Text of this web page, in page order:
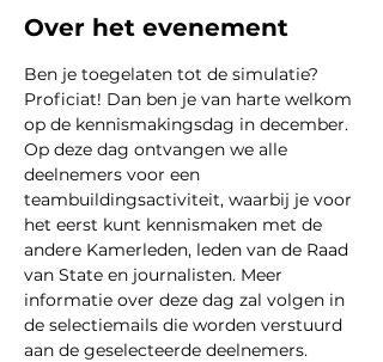
Over het evenement
Ben je toegelaten tot de simulatie?
Proficiat! Dan ben je van harte welkom
op de kennismakingsdag in december.
Op deze dag ontvangen we alle
deelnemers voor een
teambuildingsactiviteit, waarbij je voor
het eerst kunt kennismaken met de
andere Kamerleden, leden van de Raad
van State en journalisten. Meer
informatie over deze dag zal volgen in
de selectiemails die worden verstuurd
aan de geselecteerde deelnemers.